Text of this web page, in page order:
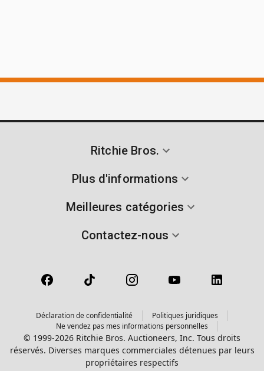
Ritchie Bros.
Plus d'informations
Meilleures catégories
Contactez-nous
Déclaration de confidentialité
Politiques juridiques
Ne vendez pas mes informations personnelles
© 1999-2026 Ritchie Bros. Auctioneers, Inc. Tous droits
réservés. Diverses marques commerciales détenues par leurs
propriétaires respectifs